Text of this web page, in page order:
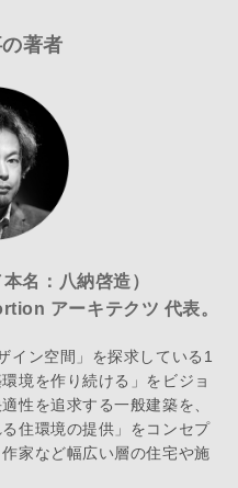
著者
名：八納啓造）
アーキテクツ 代表。
イン空間」を探求している1
境を作り続ける」をビジョ
性を追求する一般建築を、
住環境の提供」をコンセプ
家など幅広い層の住宅や施